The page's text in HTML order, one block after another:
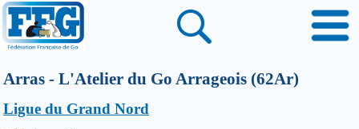
Arras - L'Atelier du Go Arrageois (62Ar)
Ligue du Grand Nord